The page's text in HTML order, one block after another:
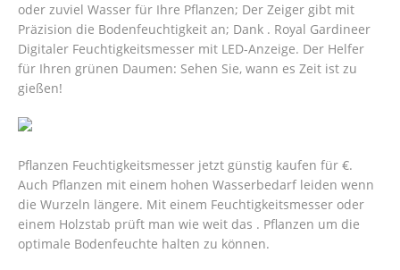
oder zuviel Wasser für Ihre Pflanzen; Der Zeiger gibt mit
Präzision die Bodenfeuchtigkeit an; Dank . Royal Gardineer
Digitaler Feuchtigkeitsmesser mit LED-Anzeige. Der Helfer
für Ihren grünen Daumen: Sehen Sie, wann es Zeit ist zu
gießen!
Pflanzen Feuchtigkeitsmesser jetzt günstig kaufen für €.
Auch Pflanzen mit einem hohen Wasserbedarf leiden wenn
die Wurzeln längere. Mit einem Feuchtigkeitsmesser oder
einem Holzstab prüft man wie weit das . Pflanzen um die
optimale Bodenfeuchte halten zu können.